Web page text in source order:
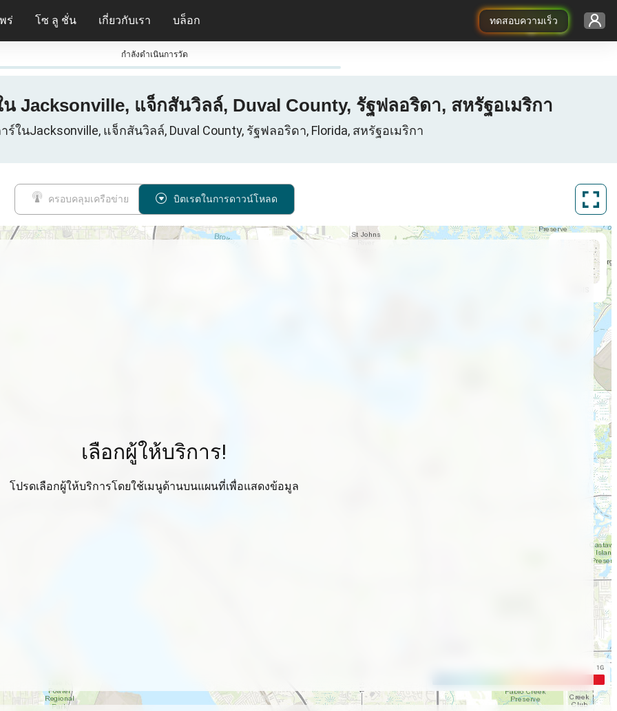
ทดสอบความเร็ว
ร่ โซ ลู ชั่น เกี่ยวกับเรา บล็อก
กําลังดําเนินการวัด
Jacksonville, แจ็กสันวิลล์, Duval County, รัฐฟลอริดา, สหรัฐอเมริกา
ในJacksonville, แจ็กสันวิลล์, Duval County, รัฐฟลอริดา, Florida, สหรัฐอเมริกา
ครอบคลุมเครือข่าย บิตเรตในการดาวน์โหลด
เลือกผู้ให้บริการ!
โปรดเลือกผู้ให้บริการโดยใช้เมนูด้านบนแผนที่เพื่อแสดงข้อมูล